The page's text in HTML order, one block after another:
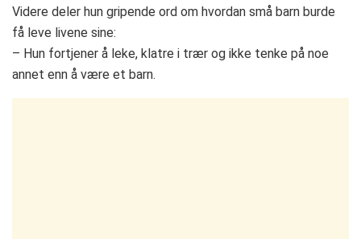
Videre deler hun gripende ord om hvordan små barn burde
få leve livene sine:
– Hun fortjener å leke, klatre i trær og ikke tenke på noe
annet enn å være et barn.